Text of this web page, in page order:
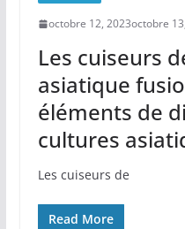
octobre 12, 2023octobre
Les cuiseurs
asiatique
éléments de
cultures
Les cuiseurs‍ de
Read More